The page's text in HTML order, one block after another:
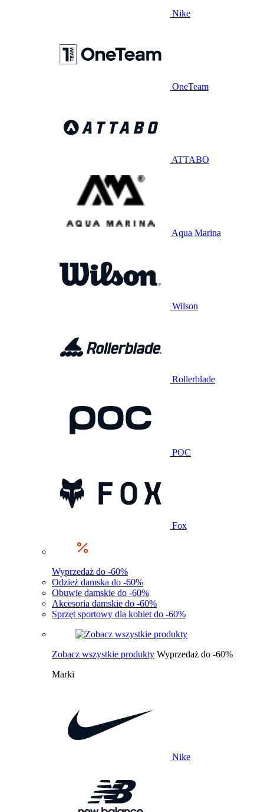
Nike
OneTeam
ATTABO
Aqua Marina
Wilson
Rollerblade
POC
Fox
Wyprzedaż do -60%
Odzież damska do -60%
Obuwie damskie do -60%
Akcesoria damskie do -60%
Sprzęt sportowy dla kobiet do -60%
Zobacz wszystkie produkty Wyprzedaż do -60%
Marki
Nike